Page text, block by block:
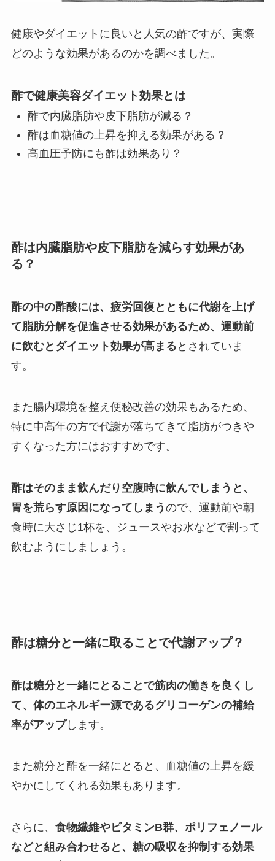
健康やダイエットに良いと人気の酢ですが、実際
どのような効果があるのかを調べました。
酢で健康美容ダイエット効果とは
酢で内臓脂肪や皮下脂肪が減る？
酢は血糖値の上昇を抑える効果がある？
高血圧予防にも酢は効果あり？
酢は内臓脂肪や皮下脂肪を減らす効果があ
る？
酢の中の酢酸には、疲労回復とともに代謝を上げ
て脂肪分解を促進させる効果があるため、運動前
に飲むとダイエット効果が高まる とされていま
す。
また腸内環境を整え便秘改善の効果もあるため、
特に中高年の方で代謝が落ちてきて脂肪がつきや
すくなった方にはおすすめです。
酢はそのまま飲んだり空腹時に飲んでしまうと、
胃を荒らす原因になってしまう ので、運動前や朝
食時に大さじ1杯を、ジュースやお水などで割って
飲むようにしましょう。
酢は糖分と一緒に取ることで代謝アップ？
酢は糖分と一緒にとることで筋肉の働きを良くし
て、体のエネルギー源であるグリコーゲンの補給
率がアップします。
また糖分と酢を一緒にとると、血糖値の上昇を緩
やかにしてくれる効果もあります。
さらに、 食物繊維やビタミンB群、ポリフェノール
などと組み合わせると、糖の吸収を抑制する効果